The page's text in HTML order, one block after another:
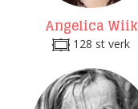
Angelica Wiik
128 st verk